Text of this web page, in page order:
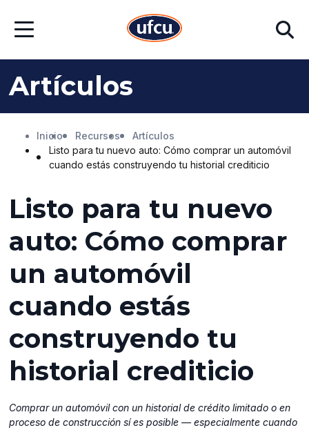
contenido
contenido
página
Abrir
Buscar
Artículos
Inicio Recursos
Artículos
Listo para tu nuevo auto: Cómo comprar un automóvil
cuando estás construyendo tu historial crediticio
Listo para tu nuevo
auto: Cómo comprar
un automóvil
cuando estás
construyendo tu
historial crediticio
Comprar un automóvil con un historial de crédito limitado o en
proceso de construcción sí es posible — especialmente cuando